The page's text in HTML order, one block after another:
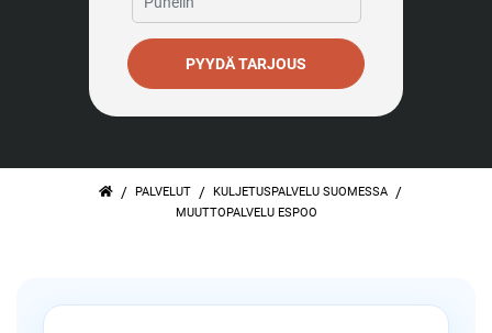
PYYDÄ TARJOUS
/ PALVELUT / KULJETUSPALVELU SUOMESSA /
MUUTTOPALVELU ESPOO